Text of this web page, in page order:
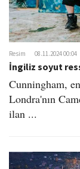
Resim 08.11.2024 00:04
İngiliz soyut
Cunningham,
Londra'nın
ilan ...